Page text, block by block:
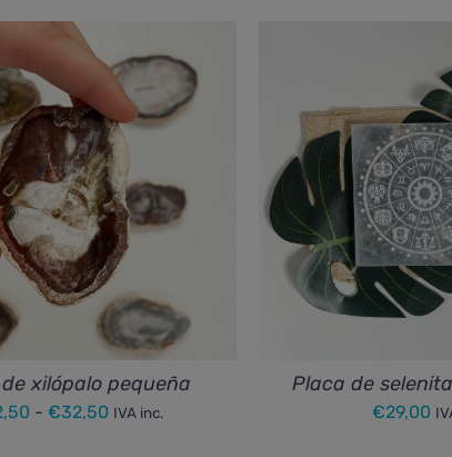
xilópalo pequeña
- €32,50Rango
IVA inc.
Placa de
€29,00